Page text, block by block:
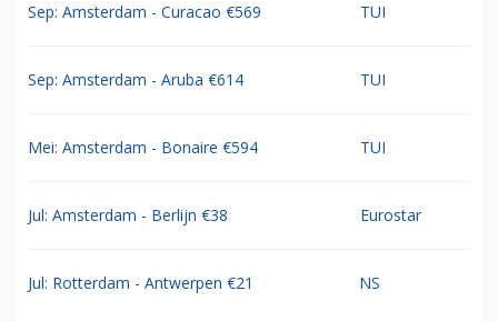
Sep: Amsterdam - Curacao €569 TUI
Sep: Amsterdam - Aruba €614 TUI
Mei: Amsterdam - Bonaire €594 TUI
Jul: Amsterdam - Berlijn €38 Eurostar
Jul: Rotterdam - Antwerpen €21 NS